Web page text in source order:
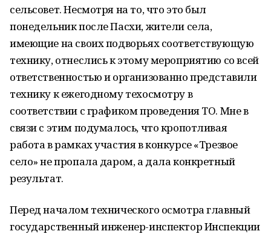
сельсовет. Несмотря на то, что это был
понедельник после Пасхи, жители села,
имеющие на своих подворьях соответствующую
технику, отнеслись к этому мероприятию со всей
ответственностью и организованно представили
технику к ежегодному техосмотру в
соответствии с графиком проведения ТО. Мне в
связи с этим подумалось, что кропотливая
работа в рамках участия в конкурсе «Трезвое
село» не пропала даром, а дала конкретный
результат.
Перед началом технического осмотра главный
государственный инженер-инспектор Инспекции